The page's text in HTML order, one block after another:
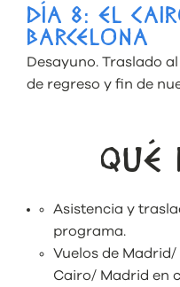
DÍA 8: EL
BARCELONA
Desayuno. Traslado
de regreso y fin de
QUÉ
Asistencia y
programa.
Vuelos de
Cairo/ Madrid en